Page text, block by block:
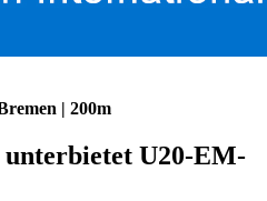
| 200m
U20-EM-